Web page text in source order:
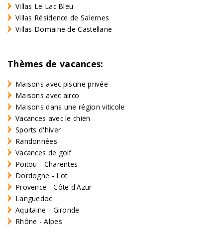
Villas Le Lac Bleu
Villas Résidence de Salernes
Villas Domaine de Castellane
Thèmes de vacances:
Maisons avec piscine privée
Maisons avec airco
Maisons dans une région viticole
Vacances avec le chien
Sports d'hiver
Randonnées
Vacances de golf
Poitou - Charentes
Dordogne - Lot
Provence - Côte d'Azur
Languedoc
Aquitaine - Gironde
Rhône - Alpes